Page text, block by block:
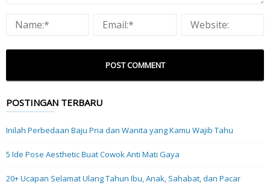
POSTINGAN TERBARU
Inilah Perbedaan Baju Pria dan Wanita yang Kamu Wajib Tahu
5 Ide Pose Aesthetic Buat Cowok Anti Mati Gaya
20+ Ucapan Selamat Ulang Tahun Ibu, Anak, Sahabat, dan Pacar